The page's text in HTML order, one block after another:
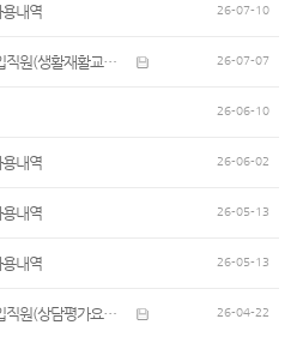
내역 26-07-10
다움장애아동지원센터 신입직원(생활재활교사) 모집 26-07-07
26-06-10
내역 26-06-02
내역 26-05-13
내역 26-05-13
다움장애아동지원센터 신입직원(상담평가요원) 모집 26-04-22